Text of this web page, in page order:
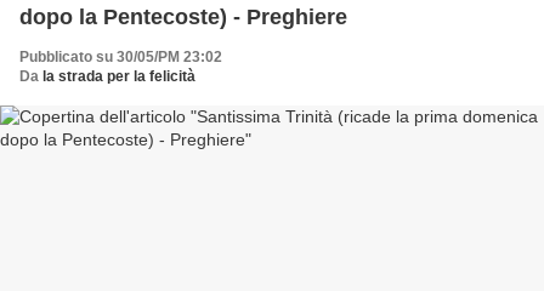
dopo la Pentecoste) - Preghiere
Pubblicato su 30/05/PM 23:02
Da la strada per la felicità